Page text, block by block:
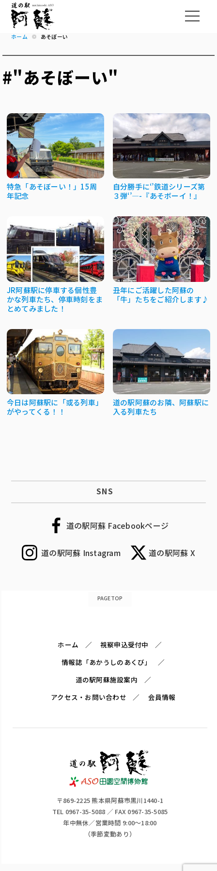
ホーム あそぼーい
#"あそぼーい"
特急「あそぼーい！」15周
年記念
自分勝手に‘’鉄道シリーズ第
３弾‘’—-『あそボーイ！』
JR阿蘇駅に停車する個性豊
かな列車たち、停車時刻をま
とめてみました！
丑年にご活躍した阿蘇の
「牛」たちをご紹介します♪
今日は阿蘇駅に「或る列車」
がやってくる！！
道の駅阿蘇のお隣、阿蘇駅に
入る列車たち
SNS
道の駅阿蘇 Facebookページ
道の駅阿蘇 Instagram 道の駅阿蘇 X
PAGETOP
ホーム
視察申込受付中
情報誌「あかうしのあくび」
道の駅阿蘇施設案内
アクセス・お問い合わせ
会員情報
〒869-2225 熊本県阿蘇市黒川1440-1
TEL 0967-35-5088 ／ FAX 0967-35-5085
年中無休／営業時間 9:00～18:00
（季節変動あり）